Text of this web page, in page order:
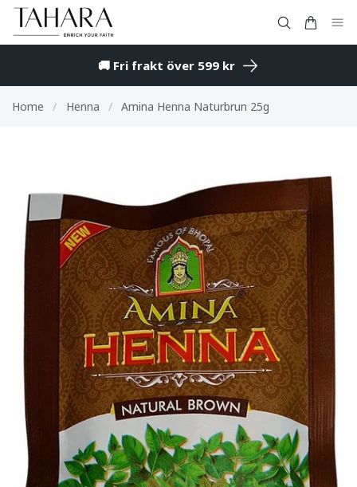
🚚 Fri frakt över 599 kr
Home / Henna / Amina Henna Naturbrun 25g